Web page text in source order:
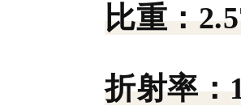
比重：
折射率：